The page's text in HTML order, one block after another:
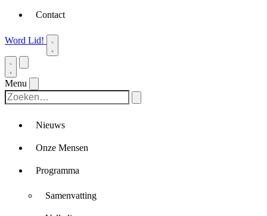
Contact
Word Lid!
Menu
Nieuws
Onze Mensen
Programma
Samenvatting